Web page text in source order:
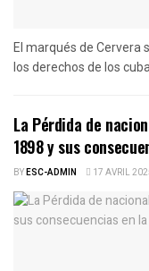
El marqués de Cervera
los derechos de los
La Pérdida de
1898 y sus
BYESC-ADMIN 17 AVRIL